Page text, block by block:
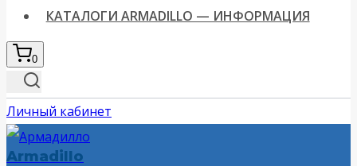
КАТАЛОГИ ARMADILLO — ИНФОРМАЦИЯ
0
Личный кабинет
Armadillo